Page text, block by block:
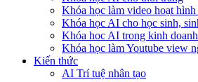
Khóa học làm video hoạt
Khóa học AI cho học sinh,
Khóa hoc AI trong kinh doanh
Khóa học làm Youtube view
Kiến thức
AI Trí tuệ nhân tạo